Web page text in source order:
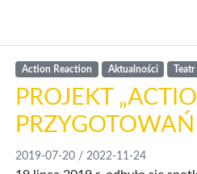
Action Reaction Aktualności Teatr
PROJEKT
PRZYGOTOWAŃ
2019-07-20 / 2022-11-24